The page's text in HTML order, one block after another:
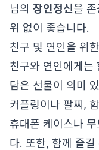
님의 장인정신을
위 없이 좋습니다.
친구 및 연인을 위
친구와 연인에게는
담은 선물이 의미
커플링이나 팔찌,
휴대폰 케이스나
다. 또한, 함께 즐길